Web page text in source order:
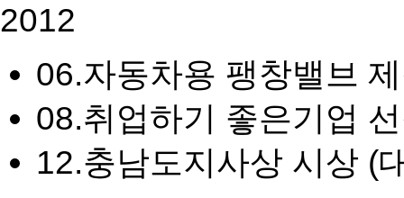
2012
06.자동차용 팽창밸브
08.취업하기 좋은기업
12.충남도지사상 시상 (